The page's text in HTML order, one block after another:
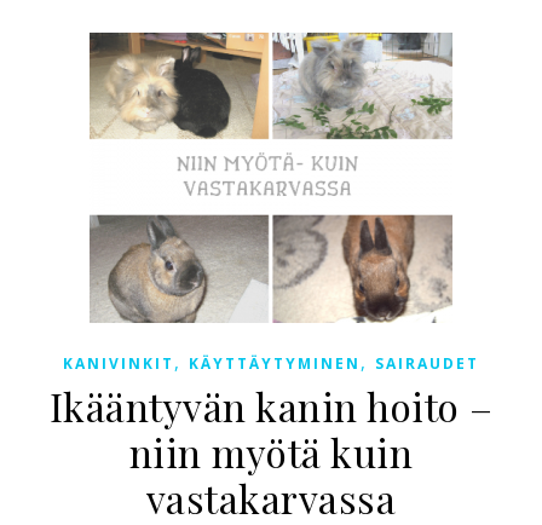
KANIVINKIT , KÄYTTÄYTYMINEN , SAIRAUDET
Ikääntyvän kanin hoito –
niin myötä kuin
vastakarvassa